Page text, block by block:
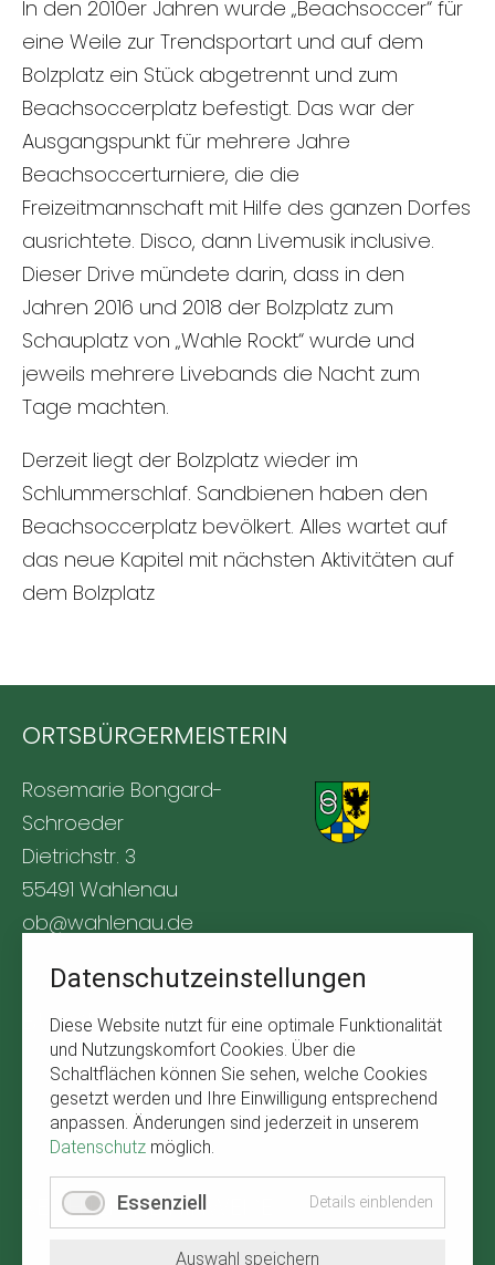
In den 2010er Jahren wurde „Beachsoccer“ für
eine Weile zur Trendsportart und auf dem
Bolzplatz ein Stück abgetrennt und zum
Beachsoccerplatz befestigt. Das war der
Ausgangspunkt für mehrere Jahre
Beachsoccerturniere, die die
Freizeitmannschaft mit Hilfe des ganzen Dorfes
ausrichtete. Disco, dann Livemusik inclusive.
Dieser Drive mündete darin, dass in den
Jahren 2016 und 2018 der Bolzplatz zum
Schauplatz von „Wahle Rockt“ wurde und
jeweils mehrere Livebands die Nacht zum
Tage machten.
Derzeit liegt der Bolzplatz wieder im
Schlummerschlaf. Sandbienen haben den
Beachsoccerplatz bevölkert. Alles wartet auf
das neue Kapitel mit nächsten Aktivitäten auf
dem Bolzplatz
ORTSBÜRGERMEISTERIN
Rosemarie Bongard-
Schroeder
Dietrichstr. 3
55491 Wahlenau
ob@wahlenau.de
BÜRGERSERVICE
Navigation
überspringen
Abfallkalender
Verbandsgemeinde Kirchberg
Wetter in Wahlenau
RECHTLICHE HINWEISE
Datenschutzeinstellungen
Diese Website nutzt für eine optimale Funktionalität
und Nutzungskomfort Cookies. Über die
Schaltflächen können Sie sehen, welche Cookies
gesetzt werden und Ihre Einwilligung entsprechend
anpassen. Änderungen sind jederzeit in unserem
Datenschutz möglich.
Essenziell Details einblenden
Auswahl speichern